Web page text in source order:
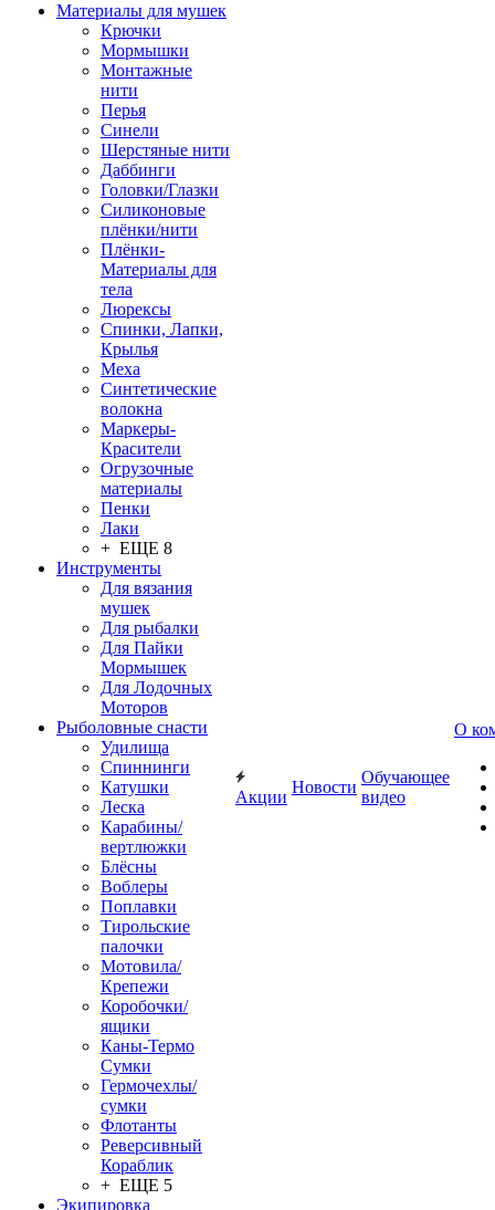
Материалы для мушек
Крючки
Мормышки
Монтажные
нити
Перья
Синели
Шерстяные нити
Даббинги
Головки/Глазки
Силиконовые
плёнки/нити
Плёнки-
Материалы для
тела
Люрексы
Спинки, Лапки,
Крылья
Меха
Синтетические
волокна
Маркеры-
Красители
Огрузочные
материалы
Пенки
Лаки
+ ЕЩЕ 8
Инструменты
Для вязания
мушек
Для рыбалки
Для Пайки
Мормышек
Для Лодочных
Моторов
Рыболовные снасти
Удилища
Спиннинги
Катушки
Леска
Карабины/
вертлюжки
Блёсны
Воблеры
Поплавки
Тирольские
палочки
Мотовила/
Крепежи
Коробочки/
ящики
Каны-Термо
Сумки
Гермочехлы/
сумки
Флотанты
Реверсивный
Кораблик
+ ЕЩЕ 5
Экипировка
Акции
Новости
Обучающее
видео
О